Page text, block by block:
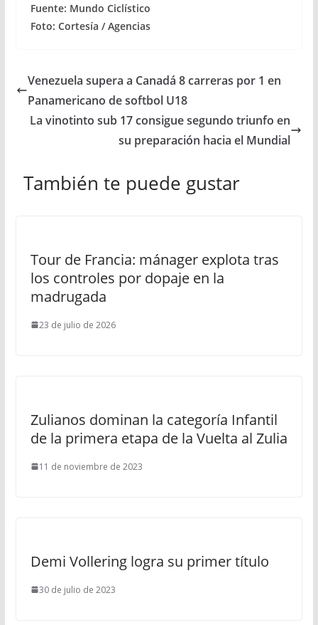
Fuente: Mundo Ciclístico
Foto: Cortesía / Agencias
Venezuela supera a Canadá 8 carreras por 1 en
Panamericano de softbol U18
La vinotinto sub 17 consigue segundo triunfo en
su preparación hacia el Mundial
También te puede gustar
Tour de Francia: mánager explota tras
los controles por dopaje en la
madrugada
23 de julio de 2026
Zulianos dominan la categoría Infantil
de la primera etapa de la Vuelta al Zulia
11 de noviembre de 2023
Demi Vollering logra su primer título
30 de julio de 2023